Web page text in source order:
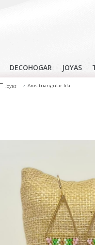
DECOHOGAR JOYAS
Joyas Aros triangular lila